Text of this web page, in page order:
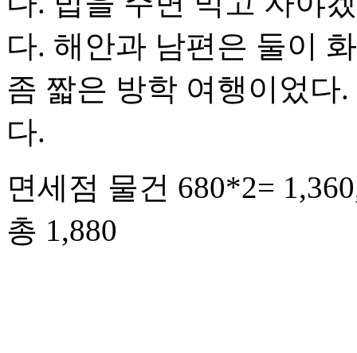
다. 해안과 남편은 둘이
좀 짧은 방학 여행이었다
다.
면세점 물건 680*2=
총 1,880